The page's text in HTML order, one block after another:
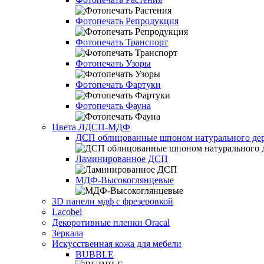
Фотопечать Репродукция
Фотопечать Транспорт
Фотопечать Узоры
Фотопечать Фартуки
Фотопечать Фауна
Цвета ЛДСП-МДФ
ДСП облицованные шпоном натурального
Ламинированное ДСП
МДФ-Высокоглянцевые
3D панели мдф с фрезеровкой
Lacobel
Декоротивные пленки Oracal
Зеркала
Искусственная кожа для мебели
BUBBLE